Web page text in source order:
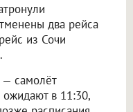
два рейса
из Сочи
самолёт
ожидают в 11:30,